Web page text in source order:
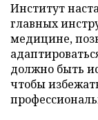
Институт
главных
медицине,
должно быть
чтобы